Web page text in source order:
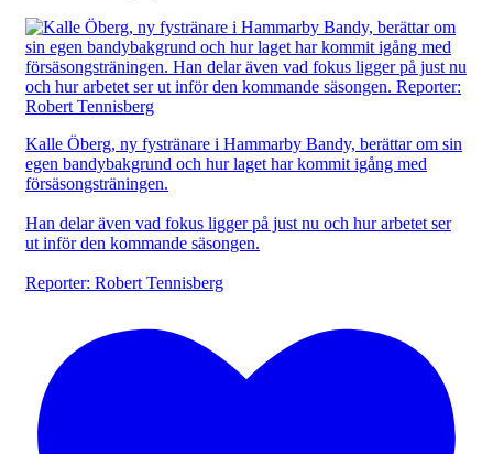
Kalle Öberg, ny fystränare i Hammarby Bandy, berättar om sin
egen bandybakgrund och hur laget har kommit igång med
försäsongsträningen.
Han delar även vad fokus ligger på just nu och hur arbetet ser
ut inför den kommande säsongen.
Reporter: Robert Tennisberg